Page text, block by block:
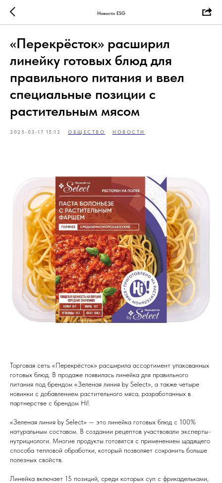
Новости ESG
«Перекрёсток» расширил
линейку готовых блюд для
правильного питания и ввел
специальные позиции с
растительным мясом
2025-03-17 15:12 ОБЩЕСТВО НОВОСТИ
Торговая сеть «Перекрёсток» расширила ассортимент упакованных
готовых блюд. В продаже появилась линейка для правильного
питания под брендом «Зеленая линия by Select», а также четыре
новинки с добавлением растительного мяса, разработанных в
партнерстве с брендом Hi!.
«Зеленая линия by Select» — это линейка готовых блюд с 100%
натуральным составом. В создании рецептов участвовали эксперты-
нутрициологи. Многие продукты готовятся с применением щадящего
способа тепловой обработки, который позволяет сохранить больше
полезных свойств.
Линейка включает 15 позиций, среди которых суп с фрикадельками,